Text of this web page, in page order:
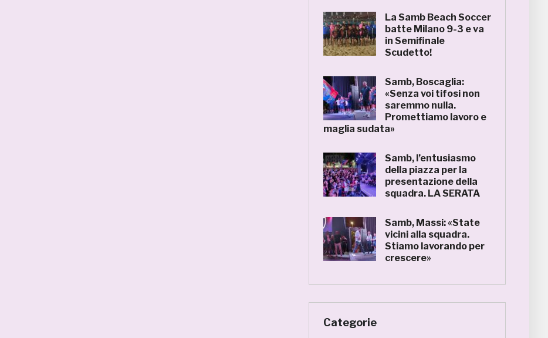
La Samb Beach Soccer
batte Milano 9-3 e va
in Semifinale
Scudetto!
Samb, Boscaglia:
«Senza voi tifosi non
saremmo nulla.
Promettiamo lavoro e
maglia sudata»
Samb, l’entusiasmo
della piazza per la
presentazione della
squadra. LA SERATA
Samb, Massi: «State
vicini alla squadra.
Stiamo lavorando per
crescere»
Categorie